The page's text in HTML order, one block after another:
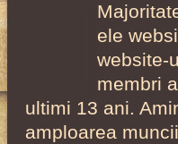
ele
website-
membri
ultimi 13 ani.
amploarea